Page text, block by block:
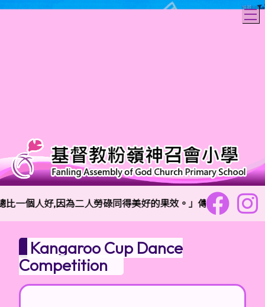
一個人好,因為二人勞碌同得美好的果效。」傳道書4:9
Kangaroo Cup Dance
Competition